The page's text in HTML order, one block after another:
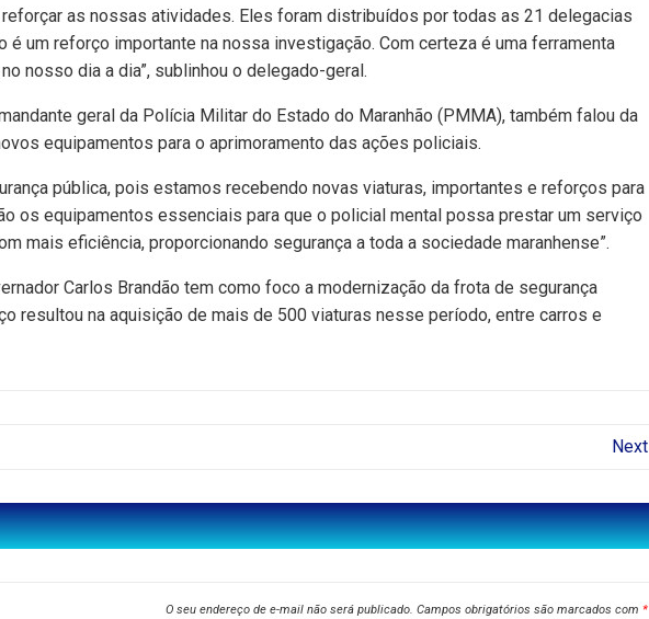
as nossas atividades. Eles foram distribuídos por todas as 21 delegacias
um reforço importante na nossa investigação. Com certeza é uma ferramenta
nosso dia a dia”, sublinhou o delegado-geral.
geral da Polícia Militar do Estado do Maranhão (PMMA), também falou da
equipamentos para o aprimoramento das ações policiais.
pública, pois estamos recebendo novas viaturas, importantes e reforços para
os equipamentos essenciais para que o policial mental possa prestar um serviço
mais eficiência, proporcionando segurança a toda a sociedade maranhense”.
Carlos Brandão tem como foco a modernização da frota de segurança
resultou na aquisição de mais de 500 viaturas nesse período, entre carros e
Next
O seu endereço de e-mail não será publicado. Campos obrigatórios são marcados com *